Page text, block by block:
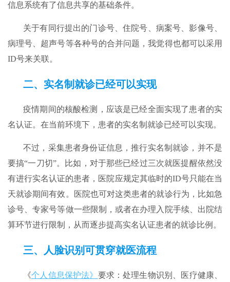
信息系统有了信息共享的基础条件。
关于有同行提出的门诊号、住院号、病案号、影像号、
病理号、超声号等各种号的合并问题，我觉得也都可以采用
ID号来关联。
二、实名制就诊已经可以实现
疫情期间的核酸检测，应该是已经全面实现了患者的实
名认证。在当前环境下，患者的实名制就诊已经可以实现。
不过，采集患者身份证信息，推行实名制就诊，并不是
要搞“一刀切”。比如，对于那些已经过三次就医提醒依然没
有进行实名认证的患者，医院应规定其临时的ID号只能在当
天就诊期间有效。医院也可对这类患者的就诊行为，比如急
诊号、专家号等做一些限制，或者在办理入院手续、出院结
算环节进行限制，从而逐步提高实名认证患者的就诊比例。
三、人脸识别可贯穿就医流程
《个人信息保护法》 要求：处理生物识别、医疗健康、